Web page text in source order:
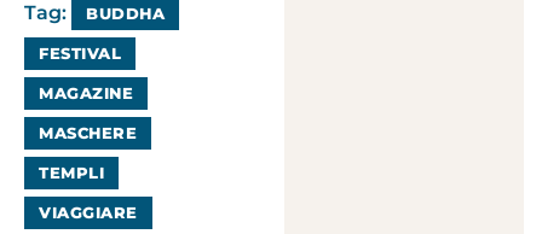
Tag: BUDDHA
FESTIVAL
MAGAZINE
MASCHERE
TEMPLI
VIAGGIARE